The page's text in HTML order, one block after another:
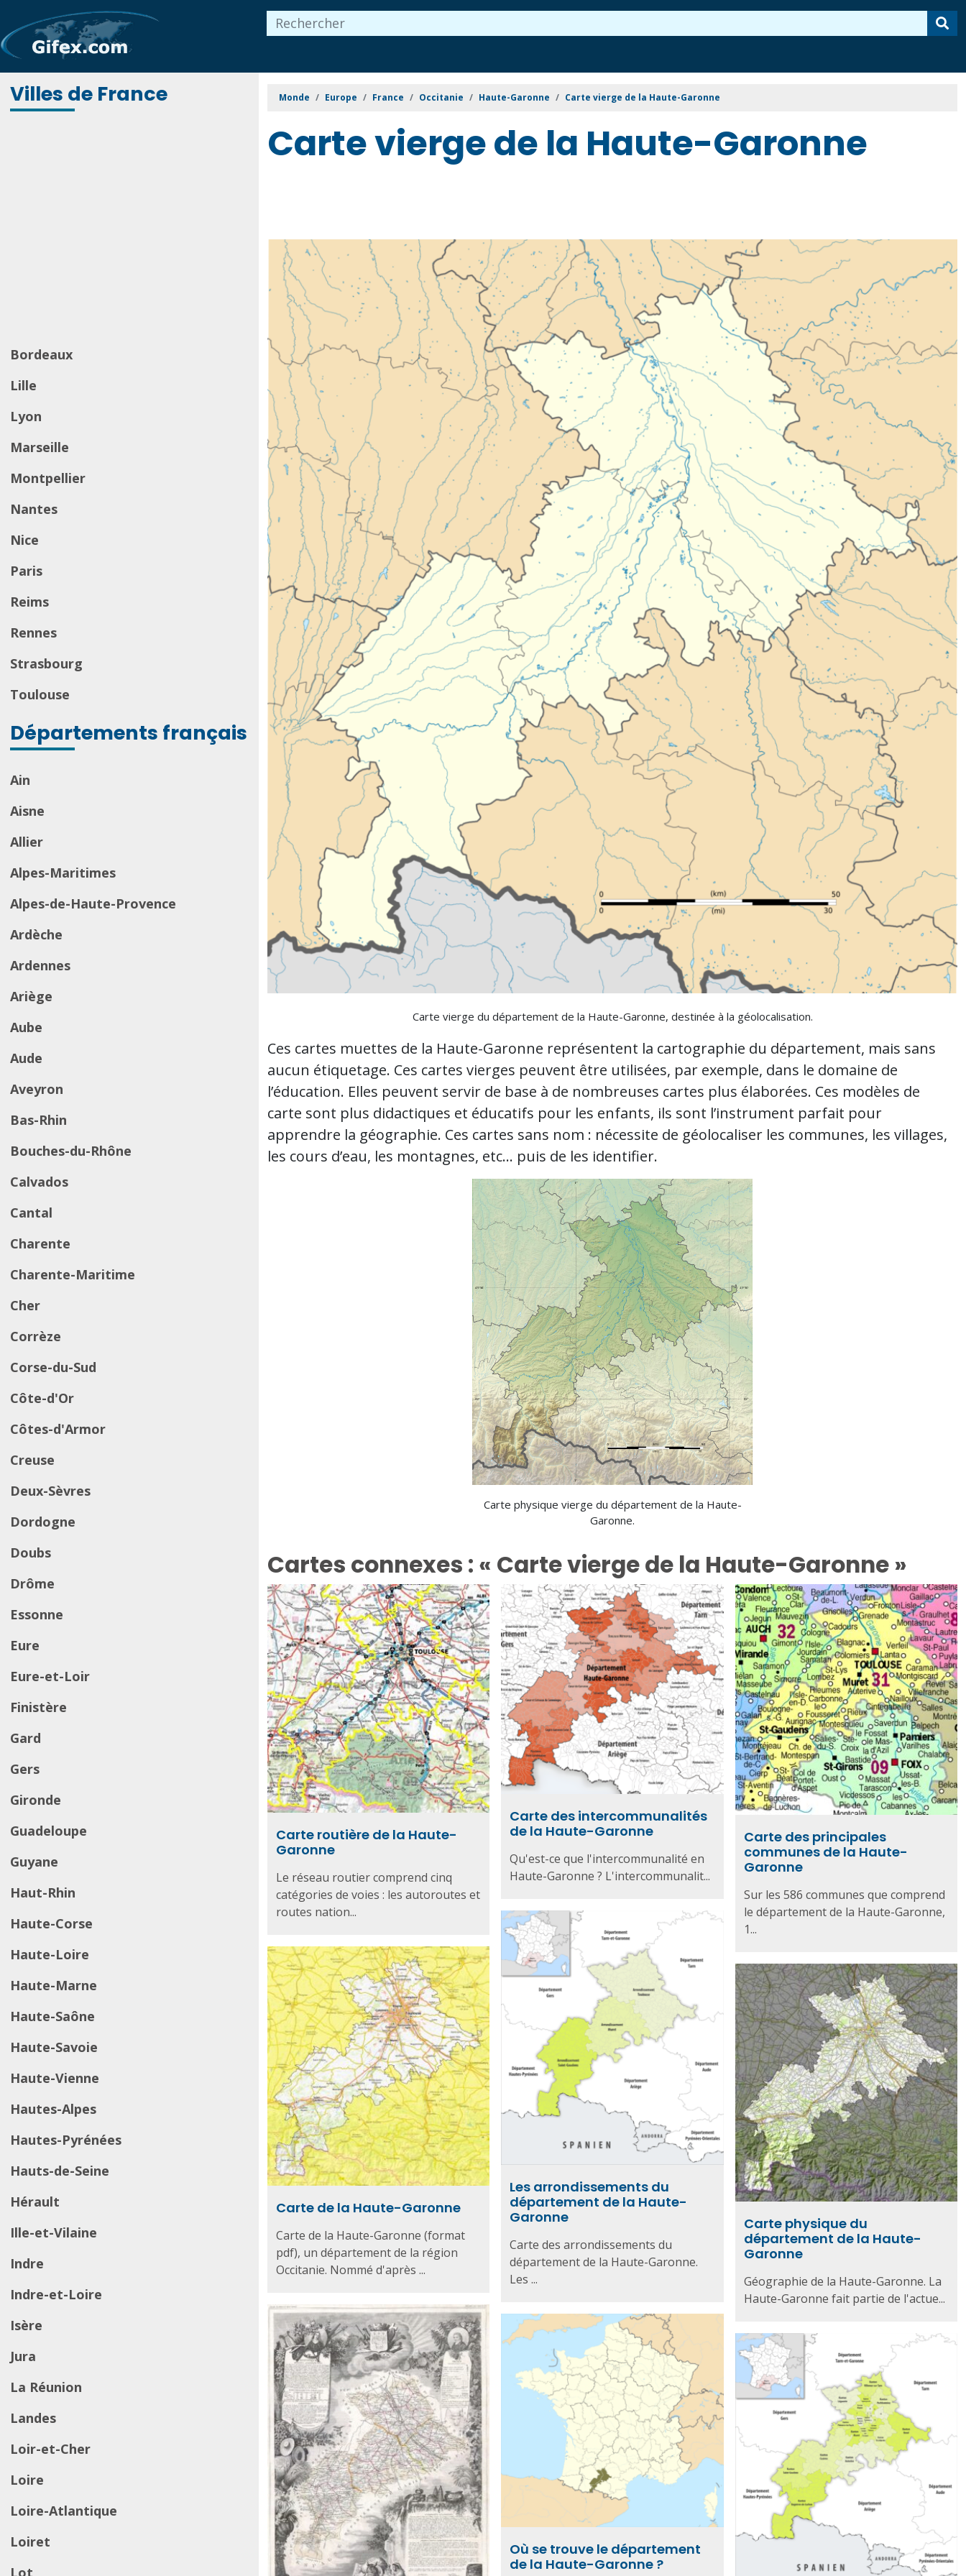
Villes de France
Bordeaux
Lille
Lyon
Marseille
Montpellier
Nantes
Nice
Paris
Reims
Rennes
Strasbourg
Toulouse
Départements français
Ain
Aisne
Allier
Alpes-Maritimes
Alpes-de-Haute-Provence
Ardèche
Ardennes
Ariège
Aube
Aude
Aveyron
Bas-Rhin
Bouches-du-Rhône
Calvados
Cantal
Charente
Charente-Maritime
Cher
Corrèze
Corse-du-Sud
Côte-d'Or
Côtes-d'Armor
Creuse
Deux-Sèvres
Dordogne
Doubs
Drôme
Essonne
Eure
Eure-et-Loir
Finistère
Gard
Gers
Gironde
Guadeloupe
Guyane
Haut-Rhin
Haute-Corse
Haute-Loire
Haute-Marne
Haute-Saône
Haute-Savoie
Haute-Vienne
Hautes-Alpes
Hautes-Pyrénées
Hauts-de-Seine
Hérault
Ille-et-Vilaine
Indre
Indre-et-Loire
Isère
Jura
La Réunion
Landes
Loir-et-Cher
Loire
Loire-Atlantique
Loiret
Lot
Monde Europe France Occitanie Haute-Garonne Carte vierge de la Haute-Garonne
Carte vierge de la Haute-Garonne
Carte vierge du département de la Haute-Garonne, destinée à la géolocalisation.
Ces cartes muettes de la Haute-Garonne représentent la cartographie du département, mais sans
aucun étiquetage. Ces cartes vierges peuvent être utilisées, par exemple, dans le domaine de
l’éducation. Elles peuvent servir de base à de nombreuses cartes plus élaborées. Ces modèles de
carte sont plus didactiques et éducatifs pour les enfants, ils sont l’instrument parfait pour
apprendre la géographie. Ces cartes sans nom : nécessite de géolocaliser les communes, les villages,
les cours d’eau, les montagnes, etc… puis de les identifier.
Carte physique vierge du département de la Haute-
Garonne.
Cartes connexes : « Carte vierge de la Haute-Garonne »
Carte routière de la Haute-
Garonne
Le réseau routier comprend cinq
catégories de voies : les autoroutes et
routes nation...
Carte des intercommunalités
de la Haute-Garonne
Qu'est-ce que l'intercommunalité en
Haute-Garonne ? L'intercommunalit...
Carte des principales
communes de la Haute-
Garonne
Sur les 586 communes que comprend
le département de la Haute-Garonne,
1...
Les arrondissements du
département de la Haute-
Garonne
Carte des arrondissements du
département de la Haute-Garonne.
Les ...
Carte de la Haute-Garonne
Carte de la Haute-Garonne (format
pdf), un département de la région
Occitanie. Nommé d'après ...
Carte physique du
département de la Haute-
Garonne
Géographie de la Haute-Garonne. La
Haute-Garonne fait partie de l'actue...
Où se trouve le département
de la Haute-Garonne ?